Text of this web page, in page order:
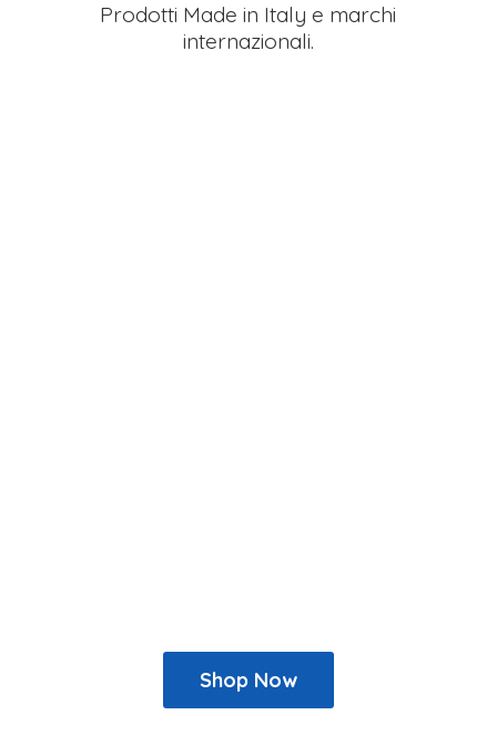
Prodotti Made in Italy e marchi
internazionali.
Shop Now